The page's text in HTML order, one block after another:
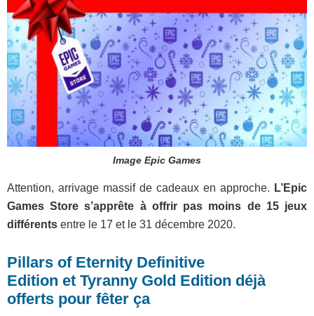
Image Epic Games
Attention, arrivage massif de cadeaux en approche. L’Epic
Games Store s’apprête à offrir pas moins de 15 jeux
différents entre le 17 et le 31 décembre 2020.
Pillars of Eternity Definitive
Edition et Tyranny Gold Edition déjà
offerts pour fêter ça